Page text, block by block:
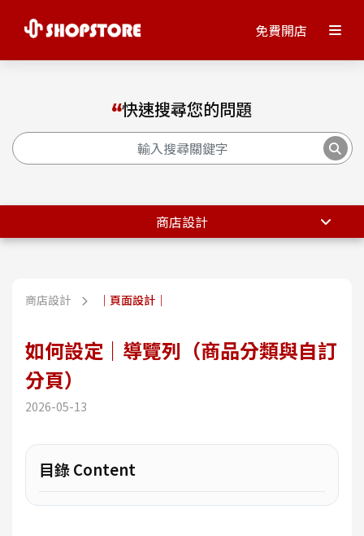
免費開店
快速搜尋您的問題
商店設計
商店設計 ｜頁面設計｜
如何設定｜導覽列（商品分類與自訂
分頁）
2026-05-13
目錄 Content